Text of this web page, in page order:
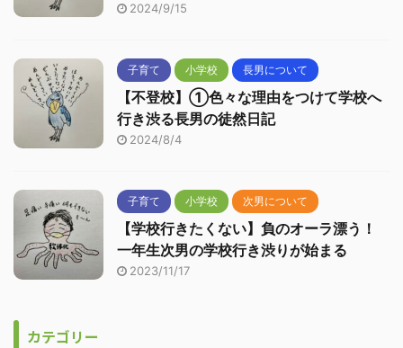
2024/9/15
子育て 小学校 長男について
【不登校】①色々な理由をつけて学校へ
行き渋る長男の徒然日記
2024/8/4
子育て 小学校 次男について
【学校行きたくない】負のオーラ漂う！
一年生次男の学校行き渋りが始まる
2023/11/17
カテゴリー